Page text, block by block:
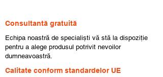
Consultantă gratuită
Echipa noastră de specialiști vă stă la dispoziție
pentru a alege produsul potrivit nevoilor
dumneavoastră.
Calitate conform standardelor UE